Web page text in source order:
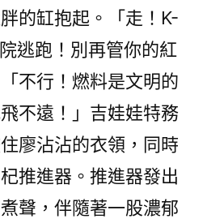
的缸抱起。「走！K-
逃跑！別再管你的紅
不行！燃料是文明的
不遠！」吉娃娃特務
廖沾沾的衣領，同時
推進器。推進器發出
聲，伴隨著一股濃郁